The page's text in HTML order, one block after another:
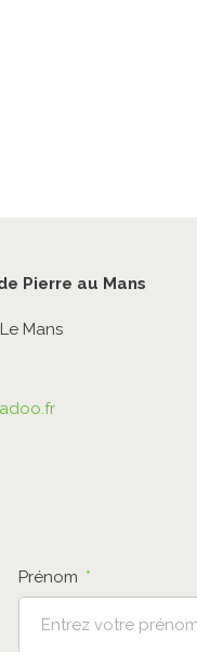
Pierre au Mans
Mans
Prénom